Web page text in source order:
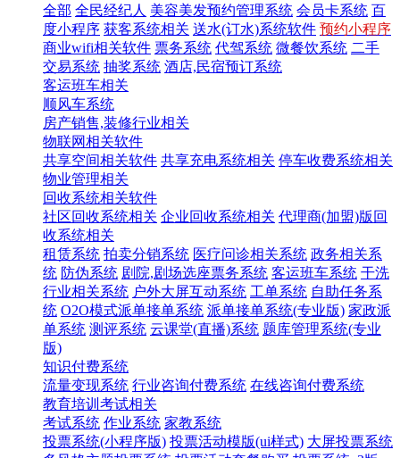
全部 全民经纪人 美容美发预约管理系统 会员卡系统 百
度小程序 获客系统相关 送水(订水)系统软件 预约小程序
商业wifi相关软件 票务系统 代驾系统 微餐饮系统 二手
交易系统 抽奖系统 酒店,民宿预订系统
客运班车相关
顺风车系统
房产销售,装修行业相关
物联网相关软件
共享空间相关软件 共享充电系统相关 停车收费系统相关
物业管理相关
回收系统相关软件
社区回收系统相关 企业回收系统相关 代理商(加盟)版回
收系统相关
租赁系统 拍卖分销系统 医疗问诊相关系统 政务相关系
统 防伪系统 剧院,剧场选座票务系统 客运班车系统 干洗
行业相关系统 户外大屏互动系统 工单系统 自助任务系
统 O2O模式派单接单系统 派单接单系统(专业版) 家政派
单系统 测评系统 云课堂(直播)系统 题库管理系统(专业
版)
知识付费系统
流量变现系统 行业咨询付费系统 在线咨询付费系统
教育培训考试相关
考试系统 作业系统 家教系统
投票系统(小程序版) 投票活动模版(ui样式) 大屏投票系统